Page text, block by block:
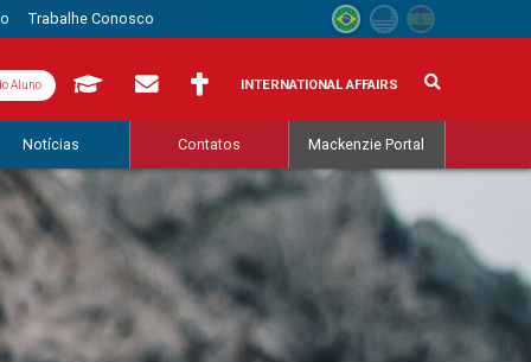
Trabalhe Conosco
Aluno INTERNATIONAL AFFAIRS
Notícias Contatos Mackenzie Portal